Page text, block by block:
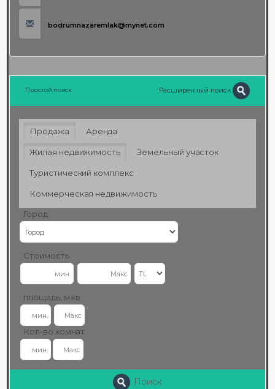
bodrumnazaremlak@mynet.com
Простой поиск Расширенный поиск
Продажа Аренда
Жилая недвижимость Земельный участок
Туристический комплекс
Коммерческая недвижимость
Город
Стоимость
площадь, м.кв
Кол-во комнат
Поиск